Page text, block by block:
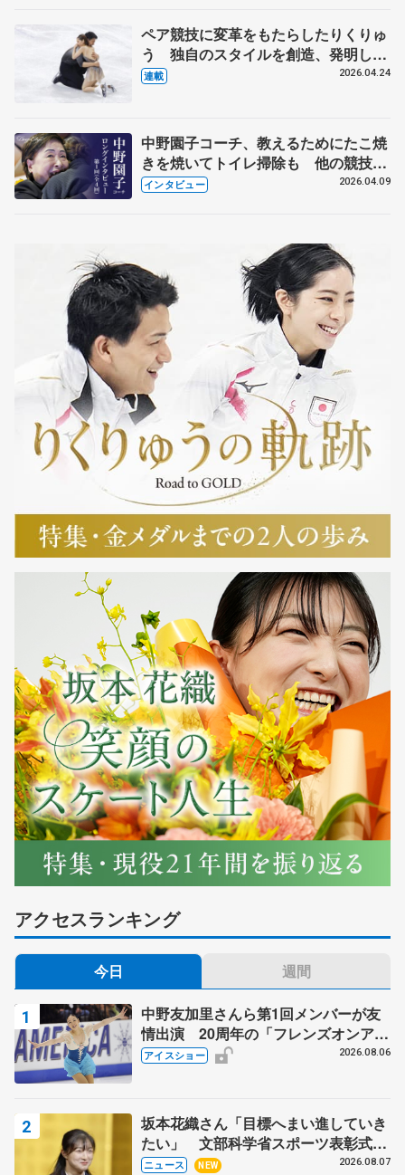
ペア競技に変革をもたらしたりくりゅ
う 独自のスタイルを創造、発明した
【引退発表後②】
連載 2026.04.24
中野園子コーチ、教えるためにたこ焼
きを焼いてトイレ掃除も 他の競技に
も通用するという坂本花織の筋肉
インタビュー 2026.04.09
アクセスランキング
今日 週間
中野友加里さんら第1回メンバーが友
情出演 20周年の「フレンズオンアイ
ス」 宮本賢二さん、有川梨絵さん、
アイスショー 2026.08.06
坂本花織さん「目標へまい進していき
たい」 文部科学省スポーツ表彰式で
代表謝辞
ニュース NEW 2026.08.07